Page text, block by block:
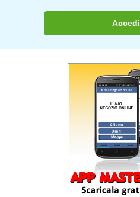
Accedi